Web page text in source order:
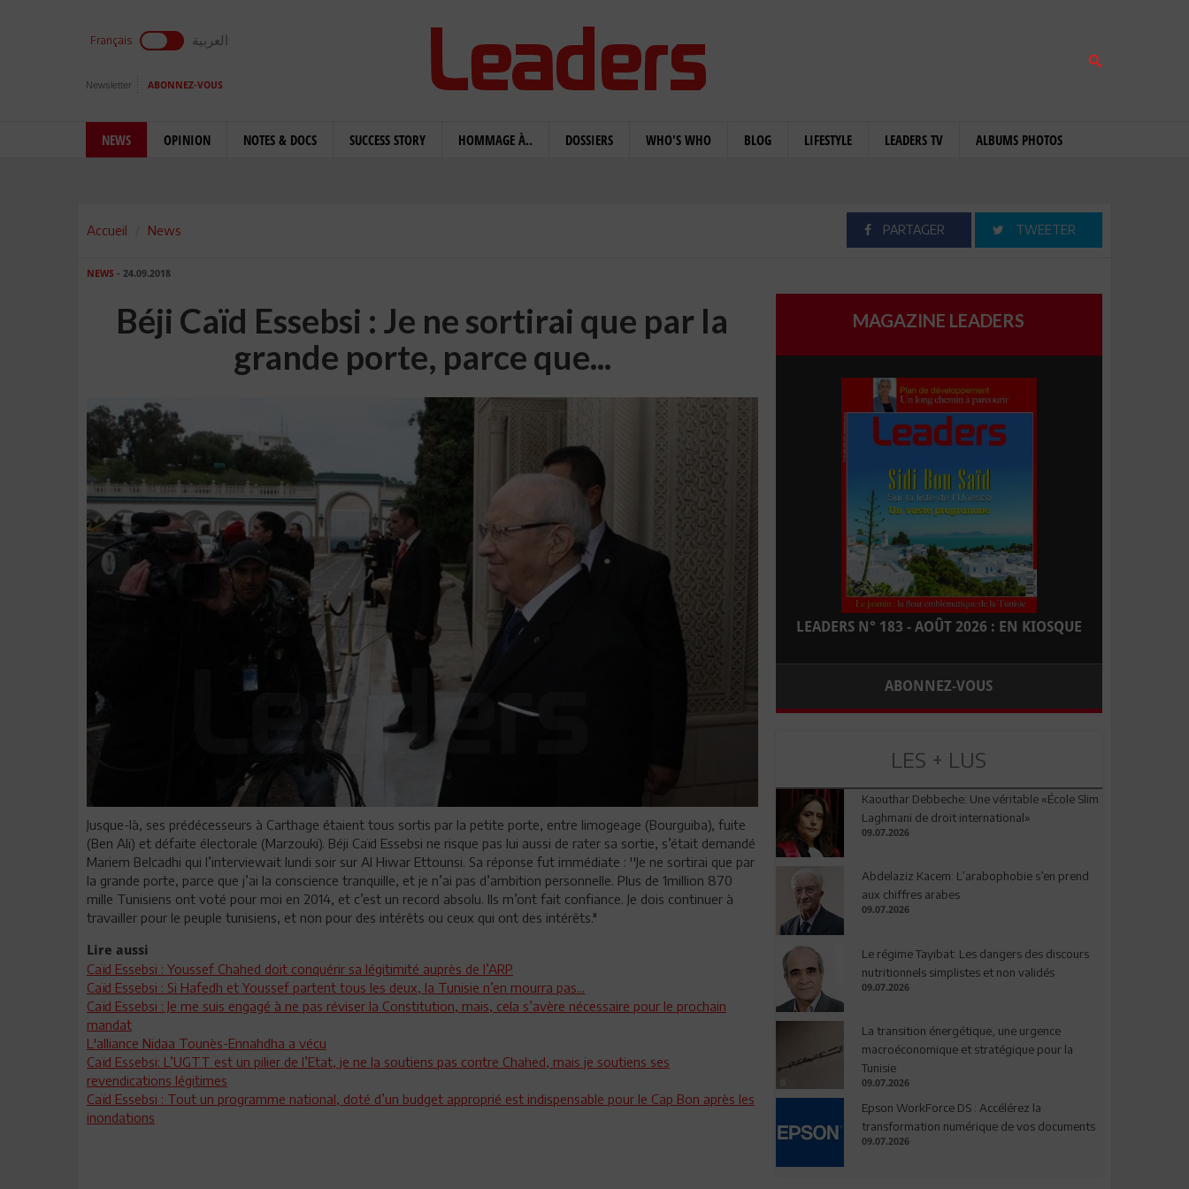
Français العربية
Newsletter ABONNEZ-VOUS
NEWS OPINION NOTES & DOCS SUCCESS STORY HOMMAGE À.. DOSSIERS WHO'S WHO BLOG LIFESTYLE LEADERS TV ALBUMS PHOTOS
Accueil News PARTAGER TWEETER
NEWS - 24.09.2018
Béji Caïd Essebsi : Je ne sortirai que par la
grande porte, parce que...
Jusque-là, ses prédécesseurs à Carthage étaient tous sortis par la petite porte, entre limogeage (Bourguiba), fuite
(Ben Ali) et défaite électorale (Marzouki). Béji Caïd Essebsi ne risque pas lui aussi de rater sa sortie, s’était demandé
Mariem Belcadhi qui l’interviewait lundi soir sur Al Hiwar Ettounsi. Sa réponse fut immédiate : ''Je ne sortirai que par
la grande porte, parce que j’ai la conscience tranquille, et je n’ai pas d’ambition personnelle. Plus de 1million 870
mille Tunisiens ont voté pour moi en 2014, et c’est un record absolu. Ils m’ont fait confiance. Je dois continuer à
travailler pour le peuple tunisiens, et non pour des intérêts ou ceux qui ont des intérêts."
Lire aussi
Caïd Essebsi : Youssef Chahed doit conquérir sa légitimité auprès de l’ARP
Caïd Essebsi : Si Hafedh et Youssef partent tous les deux, la Tunisie n’en mourra pas...
Caïd Essebsi : Je me suis engagé à ne pas réviser la Constitution, mais, cela s’avère nécessaire pour le prochain
mandat
L'alliance Nidaa Tounès-Ennahdha a vécu
Caïd Essebsi: L’UGTT est un pilier de l’Etat, je ne la soutiens pas contre Chahed, mais je soutiens ses
revendications légitimes
Caïd Essebsi : Tout un programme national, doté d’un budget approprié est indispensable pour le Cap Bon après les
inondations
MAGAZINE LEADERS
LEADERS N° 183 - AOÛT 2026 : EN KIOSQUE
ABONNEZ-VOUS
LES + LUS
Kaouthar Debbeche: Une véritable «École Slim
Laghmani de droit international»
09.07.2026
Abdelaziz Kacem: L’arabophobie s’en prend
aux chiffres arabes
09.07.2026
Le régime Tayibat: Les dangers des discours
nutritionnels simplistes et non validés
09.07.2026
La transition énergétique, une urgence
macroéconomique et stratégique pour la
Tunisie
09.07.2026
Epson WorkForce DS : Accélérez la
transformation numérique de vos documents
09.07.2026